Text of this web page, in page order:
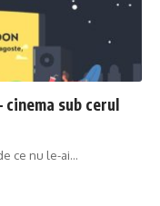
cinema sub cerul
ce nu le-ai…